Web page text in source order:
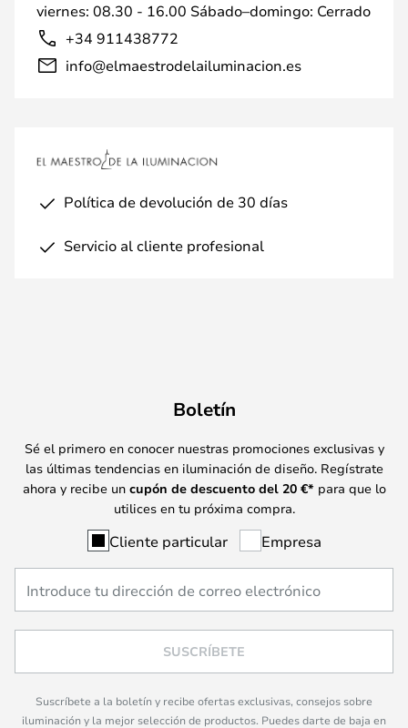
viernes: 08.30 - 16.00 Sábado–domingo: Cerrado
+34 911438772
info@elmaestrodelailuminacion.es
Política de devolución de 30 días
Servicio al cliente profesional
Boletín
Sé el primero en conocer nuestras promociones exclusivas y
las últimas tendencias en iluminación de diseño. Regístrate
ahora y recibe un cupón de descuento del 20 €* para que lo
utilices en tu próxima compra.
Cliente particular Empresa
SUSCRÍBETE
Suscríbete a la boletín y recibe ofertas exclusivas, consejos sobre
iluminación y la mejor selección de productos. Puedes darte de baja en